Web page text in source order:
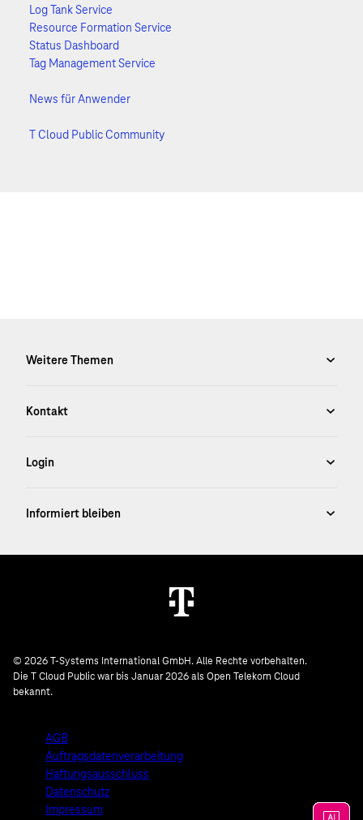
Log Tank Service
Resource Formation Service
Status Dashboard
Tag Management Service
News für Anwender
T Cloud Public Community
© 2026 T-Systems International GmbH. Alle Rechte vorbehalten.
Die T Cloud Public war bis Januar 2026 als Open Telekom Cloud
bekannt.
AGB
Auftragsdatenverarbeitung
Haftungsausschluss
Datenschutz
Impressum